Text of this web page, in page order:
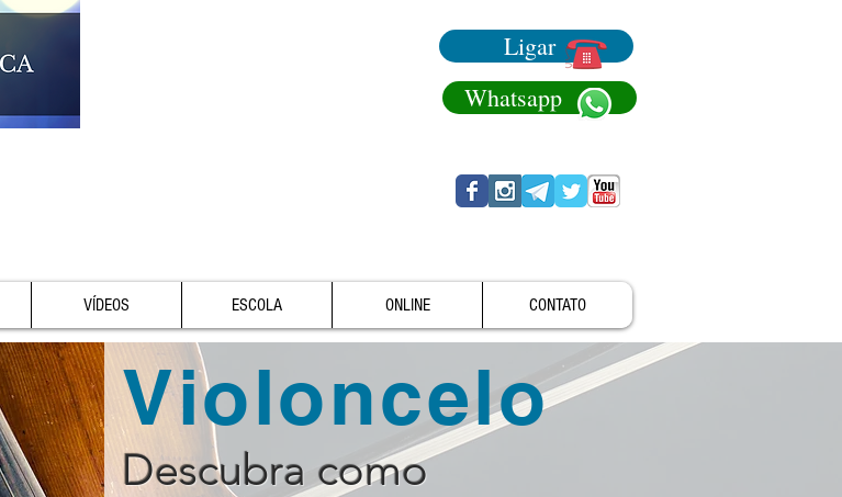
Ligar
Whatsapp
VÍDEOS ESCOLA ONLINE CONTATO
Violoncelo
Descubra como